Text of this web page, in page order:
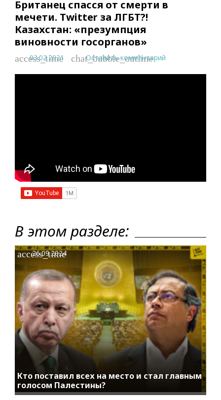
Британец спасся от смерти в
мечети. Twitter за ЛГБТ?!
Казахстан: «презумпция
виновности госорганов»
access_time
03.02.2021 chat_bubble_outline
Оставить комментарий
В этом разделе:
Кто поставил всех на место и стал главным
голосом Палестины?
access_time
26.09.2024